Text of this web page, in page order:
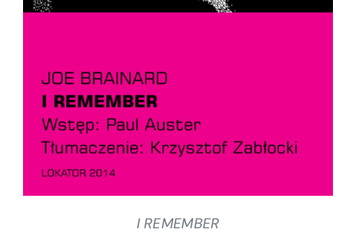
SZCZEGÓŁY
I REMEMBER